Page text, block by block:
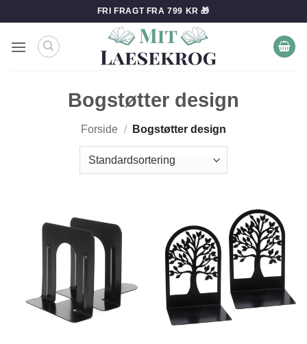
til
indhold
FRI FRAGT FRA 799 KR 🎁
Bogstøtter design
Forside / Bogstøtter design